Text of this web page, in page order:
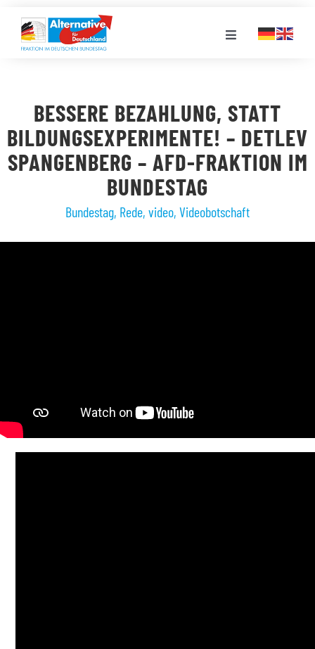
Inhalt
springen
Toggle
LANDESGRUPPEN
VERANSTALTUNGEN
BESSERE BEZAHLUNG, STATT
BILDUNGSEXPERIMENTE! – DETLEV
SPANGENBERG – AFD-FRAKTION IM
BUNDESTAG
Bundestag, Rede, video, Videobotschaft